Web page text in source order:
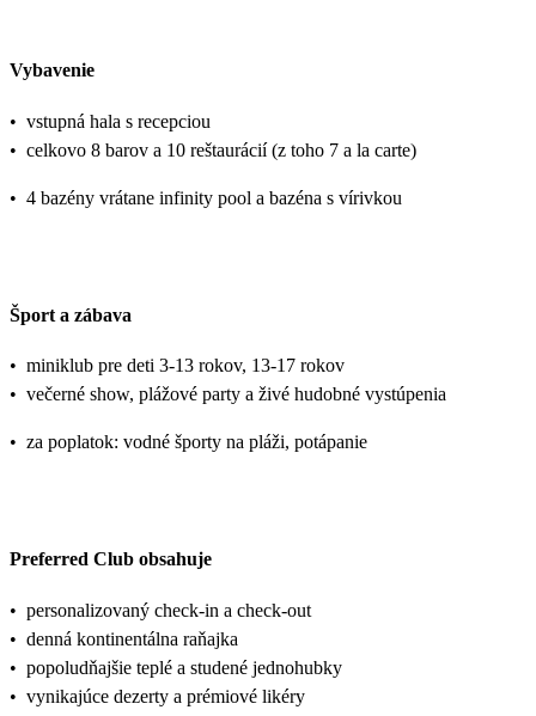
Vybavenie
• vstupná hala s recepciou
• celkovo 8 barov a 10 reštaurácií (z toho 7 a la carte)
• 4 bazény vrátane infinity pool a bazéna s vírivkou
Šport a zábava
• miniklub pre deti 3-13 rokov, 13-17 rokov
• večerné show, plážové party a živé hudobné vystúpenia
• za poplatok: vodné športy na pláži, potápanie
Preferred Club obsahuje
• personalizovaný check-in a check-out
• denná kontinentálna raňajka
• popoludňajšie teplé a studené jednohubky
• vynikajúce dezerty a prémiové likéry